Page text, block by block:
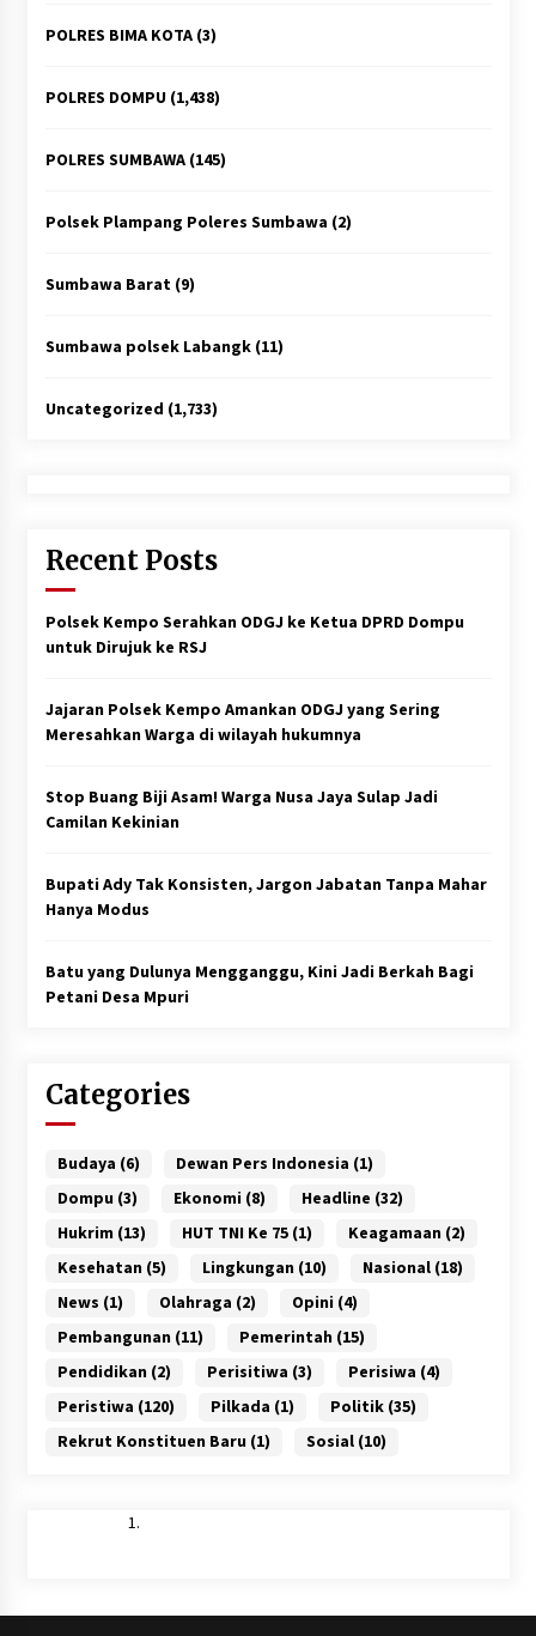
POLRES BIMA KOTA(3)
POLRES DOMPU(1,438)
POLRES SUMBAWA(145)
Polsek Plampang Poleres Sumbawa (2)
Sumbawa Barat(9)
Sumbawa polsek Labangk(11)
Uncategorized (1,733)
Recent Posts
Polsek Kempo Serahkan ODGJ ke Ketua DPRD Dompu
untuk Dirujuk ke RSJ
Jajaran Polsek Kempo Amankan ODGJ yang Sering
Meresahkan Warga di wilayah hukumnya
Stop Buang Biji Asam! Warga Nusa Jaya Sulap Jadi
Camilan Kekinian
Bupati Ady Tak Konsisten, Jargon Jabatan Tanpa Mahar
Hanya Modus
Batu yang Dulunya Mengganggu, Kini Jadi Berkah Bagi
Petani Desa Mpuri
Categories
Budaya (6) Dewan Pers Indonesia (1)
Dompu (3) Ekonomi (8) Headline (32)
Hukrim (13) HUT TNI Ke 75(1) Keagamaan (2)
Kesehatan (5) Lingkungan (10) Nasional(18)
News (1) Olahraga (2) Opini (4)
Pembangunan (11) Pemerintah (15)
Pendidikan (2) Perisitiwa (3) Perisiwa (4)
Peristiwa (120) Pilkada (1) Politik(35)
Rekrut Konstituen Baru (1) Sosial(10)